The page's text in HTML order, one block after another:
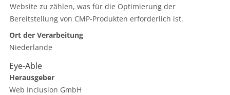
Website zu zählen, was für die Optimierung der
Bereitstellung von CMP-Produkten erforderlich ist.
Ort der Verarbeitung
Niederlande
Eye-Able
Herausgeber
Web Inclusion GmbH